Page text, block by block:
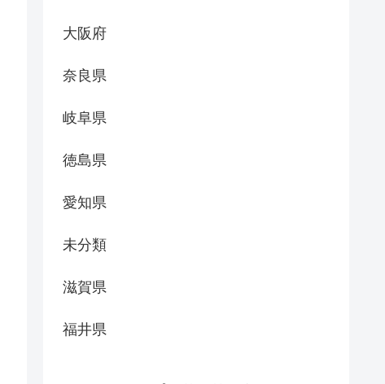
大阪府
奈良県
岐阜県
徳島県
愛知県
未分類
滋賀県
福井県